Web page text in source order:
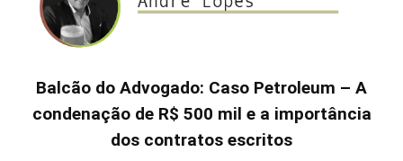
Balcão do Advogado: Caso Petroleum – A
condenação de R$ 500 mil e a importância
dos contratos escritos